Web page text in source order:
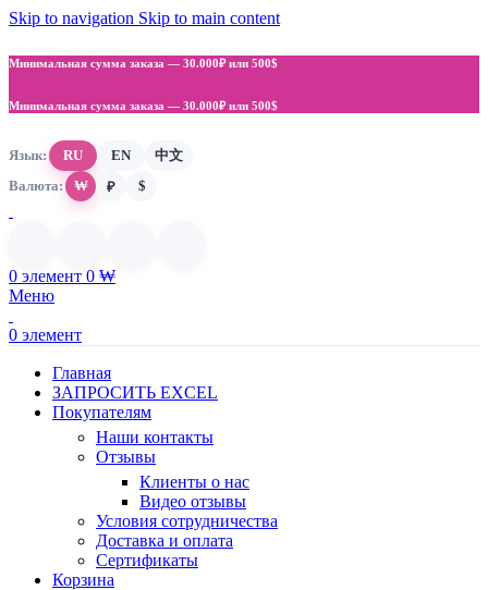
Skip to navigation Skip to main content
Минимальная сумма заказа — 30.000₽ или 500$
Минимальная сумма заказа — 30.000₽ или 500$
Язык: RU EN
中文
Валюта:
₩ ₽ $
0 элемент 0 ₩
Меню
0 элемент
Главная
ЗАПРОСИТЬ EXCEL
Покупателям
Наши контакты
Отзывы
Клиенты о нас
Видео отзывы
Условия сотрудничества
Доставка и оплата
Сертификаты
Корзина